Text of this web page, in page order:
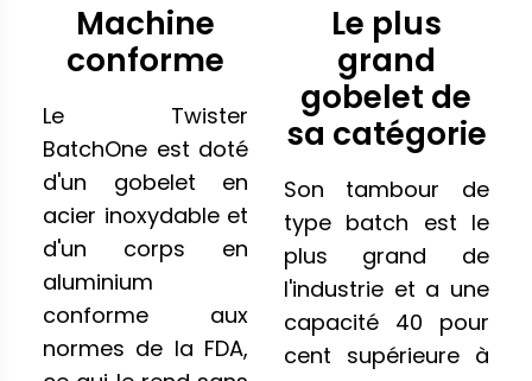
Machine
conforme
Le Twister
BatchOne est doté
d'un gobelet en
acier inoxydable et
d'un corps en
aluminium
conforme aux
normes de la FDA,
Le plus
grand
gobelet de
sa catégorie
Son tambour de
type batch est le
plus grand de
l'industrie et a une
capacité 40 pour
cent supérieure à